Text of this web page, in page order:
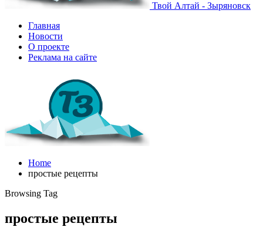
Твой Алтай - Зыряновск
Главная
Новости
О проекте
Реклама на сайте
Home
простые рецепты
Browsing Tag
простые рецепты